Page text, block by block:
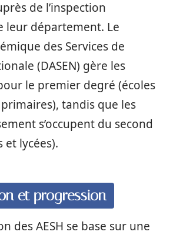
de l’inspection
leur département. Le
des Services de
(DASEN) gère les
le premier degré (écoles
tandis que les
s’occupent du second
et lycées).
et progression
des AESH se base sur une